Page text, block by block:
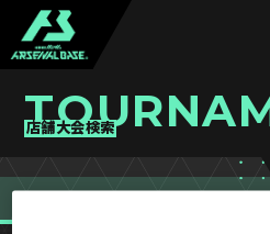
店舗大会検索